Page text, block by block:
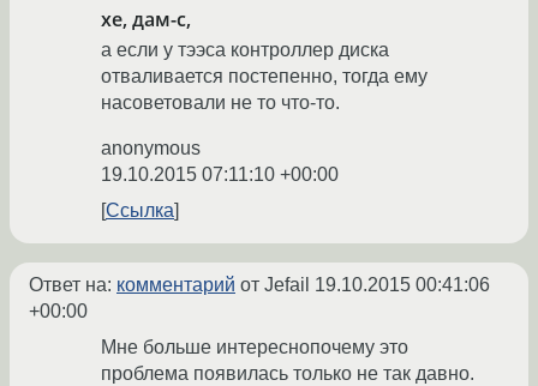
хе, дам-с,
а если у тээса контроллер диска
отваливается постепенно, тогда ему
насоветовали не то что-то.
anonymous
19.10.2015 07:11:10 +00:00
Ссылка
Ответ на: комментарий от Jefail 19.10.2015 00:41:06
+00:00
Мне больше интереснопочему это
проблема появилась только не так давно.